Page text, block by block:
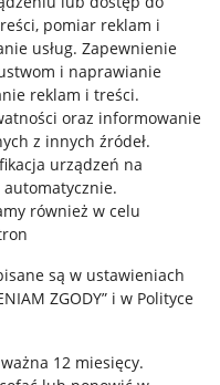
pomiar reklam i
usług. Zapewnienie
i naprawianie
reklam i treści.
oraz informowanie
z innych źródeł.
urządzeń na
.
również w celu
są w ustawieniach
ZGODY” i w Polityce
12 miesięcy.